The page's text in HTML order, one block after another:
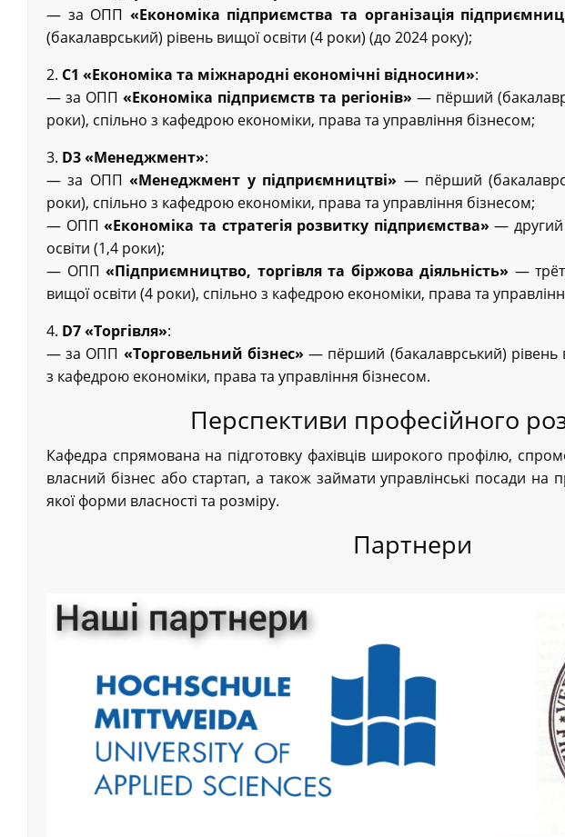
— за ОПП «Економіка підприємства та організація
(бакалаврський) рівень вищої освіти (4 роки) (до 2024 року);
2. С1 «Економіка та міжнародні економічні відносини»:
— за ОПП «Економіка підприємств та регіонів» — пёрший
роки), спільно з кафедрою економіки, права та управління бізнесом;
3. D3 «Менеджмент»:
— за ОПП«Менеджмент у підприємництві» — пёрший
роки), спільно з кафедрою економіки, права та управління бізнесом;
— ОПП«Економіка та стратегія розвитку підприємства» — другий
освіти (1,4 роки);
— ОПП «Підприємництво, торгівля та біржова діяльність» —
вищої освіти (4 роки), спільно з кафедрою економіки, права та
4. D7 «Торгівля»:
— за ОПП «Торговельний бізнес» — пёрший (бакалаврський) рівень
з кафедрою економіки, права та управління бізнесом.
Перспективи професійного
Кафедра спрямована на підготовку фахівців широкого профілю,
власний бізнес або стартап, а також займати управлінські посади на
якої форми власності та розміру.
Партнери